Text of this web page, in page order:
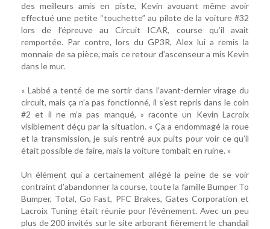
des meilleurs amis en piste, Kevin avouant même avoir
effectué une petite “touchette” au pilote de la voiture #32
lors de l’épreuve au Circuit ICAR, course qu’il avait
remportée. Par contre, lors du GP3R, Alex lui a remis la
monnaie de sa pièce, mais ce retour d’ascenseur a mis Kevin
dans le mur.
« Labbé a tenté de me sortir dans l’avant-dernier virage du
circuit, mais ça n’a pas fonctionné, il s’est repris dans le coin
#2 et il ne m’a pas manqué, » raconte un Kevin Lacroix
visiblement déçu par la situation. « Ça a endommagé la roue
et la transmission, je suis rentré aux puits pour voir ce qu’il
était possible de faire, mais la voiture tombait en ruine. »
Un élément qui a certainement allégé la peine de se voir
contraint d’abandonner la course, toute la famille Bumper To
Bumper, Total, Go Fast, PFC Brakes, Gates Corporation et
Lacroix Tuning était réunie pour l’événement. Avec un peu
plus de 200 invités sur le site arborant fièrement le chandail